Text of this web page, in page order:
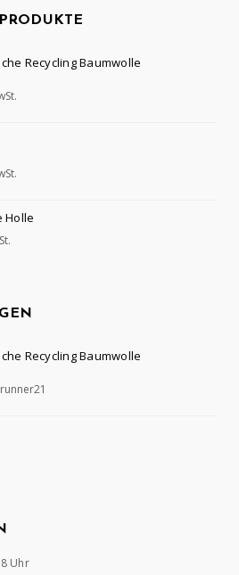
Recycling Baumwolle
Holle
Recycling Baumwolle
Uhr